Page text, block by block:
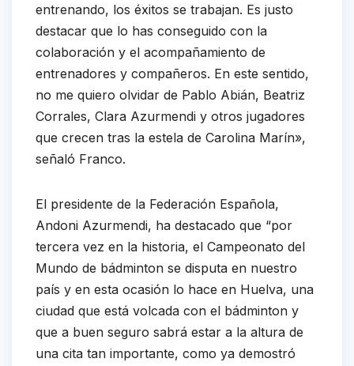
entrenando, los éxitos se trabajan. Es justo
destacar que lo has conseguido con la
colaboración y el acompañamiento de
entrenadores y compañeros. En este sentido,
no me quiero olvidar de Pablo Abián, Beatriz
Corrales, Clara Azurmendi y otros jugadores
que crecen tras la estela de Carolina Marín»,
señaló Franco.
El presidente de la Federación Española,
Andoni Azurmendi, ha destacado que “por
tercera vez en la historia, el Campeonato del
Mundo de bádminton se disputa en nuestro
país y en esta ocasión lo hace en Huelva, una
ciudad que está volcada con el bádminton y
que a buen seguro sabrá estar a la altura de
una cita tan importante, como ya demostró